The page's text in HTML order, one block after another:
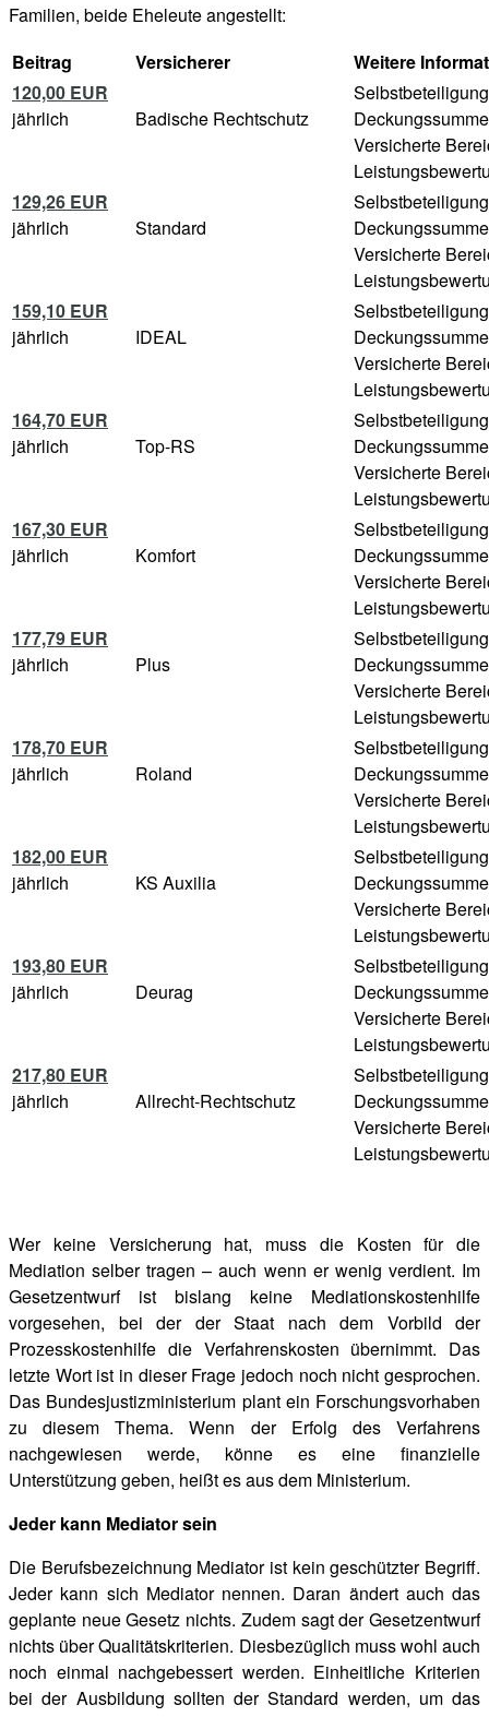
Familien, beide Eheleute angestellt:
Beitrag
Versicherer
Weitere
120,00 EUR
jährlich
Badische Rechtschutz
Versicherte
129,26 EUR
jährlich
Standard
Versicherte
159,10 EUR
jährlich
IDEAL
Versicherte
164,70 EUR
jährlich
Top-RS
Versicherte
167,30 EUR
jährlich
Komfort
Versicherte
177,79 EUR
jährlich
Plus
Versicherte
178,70 EUR
jährlich
Roland
Versicherte
182,00 EUR
jährlich
KS Auxilia
Versicherte
193,80 EUR
jährlich
Deurag
Versicherte
217,80 EUR
jährlich
Allrecht-Rechtschutz
Versicherte
Wer keine Versicherung hat, muss die Kosten für die
Mediation selber tragen – auch wenn er wenig verdient. Im
Gesetzentwurf ist bislang keine Mediationskostenhilfe
vorgesehen, bei der der Staat nach dem Vorbild der
Prozesskostenhilfe die Verfahrenskosten übernimmt. Das
letzte Wort ist in dieser Frage jedoch noch nicht gesprochen.
Das Bundesjustizministerium plant ein Forschungsvorhaben
zu diesem Thema. Wenn der Erfolg des Verfahrens
nachgewiesen werde, könne es eine finanzielle
Unterstützung geben, heißt es aus dem Ministerium.
Jeder kann Mediator sein
Die Berufsbezeichnung Mediator ist kein geschützter Begriff.
Jeder kann sich Mediator nennen. Daran ändert auch das
geplante neue Gesetz nichts. Zudem sagt der Gesetzentwurf
nichts über Qualitätskriterien. Diesbezüglich muss wohl auch
noch einmal nachgebessert werden. Einheitliche Kriterien
bei der Ausbildung sollten der Standard werden, um das